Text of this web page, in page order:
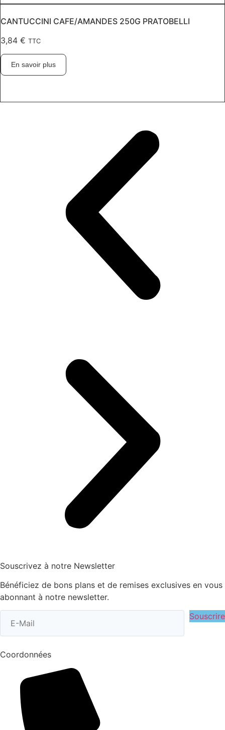
CANTUCCINI CAFE/AMANDES 250G PRATOBELLI
3,84 € TTC
En savoir plus
Souscrivez à notre Newsletter
Bénéficiez de bons plans et de remises exclusives en vous
abonnant à notre newsletter.
Souscrire
Coordonnées